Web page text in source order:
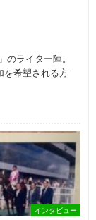
のライター陣。
を希望される方
インタビュー